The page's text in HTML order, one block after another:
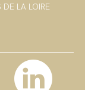
DE LA LOIRE